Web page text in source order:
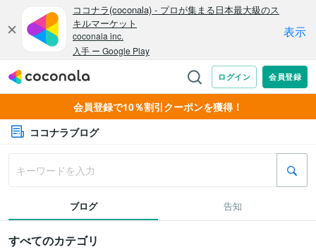
会員登録で10％割引クーポンを獲得！
ココナラブログ
ブログ 告知
すべてのカテゴリ